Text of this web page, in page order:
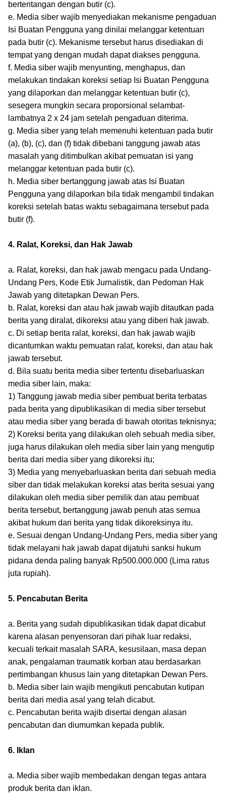
bertentangan dengan butir (c).
e. Media siber wajib menyediakan mekanisme pengaduan
Isi Buatan Pengguna yang dinilai melanggar ketentuan
pada butir (c). Mekanisme tersebut harus disediakan di
tempat yang dengan mudah dapat diakses pengguna.
f. Media siber wajib menyunting, menghapus, dan
melakukan tindakan koreksi setiap Isi Buatan Pengguna
yang dilaporkan dan melanggar ketentuan butir (c),
sesegera mungkin secara proporsional selambat-
lambatnya 2 x 24 jam setelah pengaduan diterima.
g. Media siber yang telah memenuhi ketentuan pada butir
(a), (b), (c), dan (f) tidak dibebani tanggung jawab atas
masalah yang ditimbulkan akibat pemuatan isi yang
melanggar ketentuan pada butir (c).
h. Media siber bertanggung jawab atas Isi Buatan
Pengguna yang dilaporkan bila tidak mengambil tindakan
koreksi setelah batas waktu sebagaimana tersebut pada
butir (f).
4. Ralat, Koreksi, dan Hak Jawab
a. Ralat, koreksi, dan hak jawab mengacu pada Undang-
Undang Pers, Kode Etik Jurnalistik, dan Pedoman Hak
Jawab yang ditetapkan Dewan Pers.
b. Ralat, koreksi dan atau hak jawab wajib ditautkan pada
berita yang diralat, dikoreksi atau yang diberi hak jawab.
c. Di setiap berita ralat, koreksi, dan hak jawab wajib
dicantumkan waktu pemuatan ralat, koreksi, dan atau hak
jawab tersebut.
d. Bila suatu berita media siber tertentu disebarluaskan
media siber lain, maka:
1) Tanggung jawab media siber pembuat berita terbatas
pada berita yang dipublikasikan di media siber tersebut
atau media siber yang berada di bawah otoritas teknisnya;
2) Koreksi berita yang dilakukan oleh sebuah media siber,
juga harus dilakukan oleh media siber lain yang mengutip
berita dari media siber yang dikoreksi itu;
3) Media yang menyebarluaskan berita dari sebuah media
siber dan tidak melakukan koreksi atas berita sesuai yang
dilakukan oleh media siber pemilik dan atau pembuat
berita tersebut, bertanggung jawab penuh atas semua
akibat hukum dari berita yang tidak dikoreksinya itu.
e. Sesuai dengan Undang-Undang Pers, media siber yang
tidak melayani hak jawab dapat dijatuhi sanksi hukum
pidana denda paling banyak Rp500.000.000 (Lima ratus
juta rupiah).
5. Pencabutan Berita
a. Berita yang sudah dipublikasikan tidak dapat dicabut
karena alasan penyensoran dari pihak luar redaksi,
kecuali terkait masalah SARA, kesusilaan, masa depan
anak, pengalaman traumatik korban atau berdasarkan
pertimbangan khusus lain yang ditetapkan Dewan Pers.
b. Media siber lain wajib mengikuti pencabutan kutipan
berita dari media asal yang telah dicabut.
c. Pencabutan berita wajib disertai dengan alasan
pencabutan dan diumumkan kepada publik.
6. Iklan
a. Media siber wajib membedakan dengan tegas antara
produk berita dan iklan.